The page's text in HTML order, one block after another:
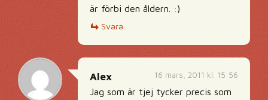
är förbi den åldern. :)
Svara
16 mars, 2011 kl. 15:56
Alex
Jag som är tjej tycker precis som